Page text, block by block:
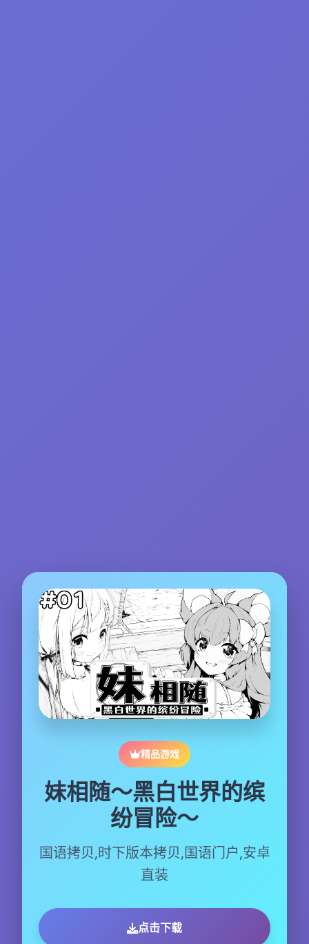
精品游戏
妹相随～黑白世界的缤
纷冒险～
国语拷贝,时下版本拷贝,国语门户,安卓
直装
点击下载